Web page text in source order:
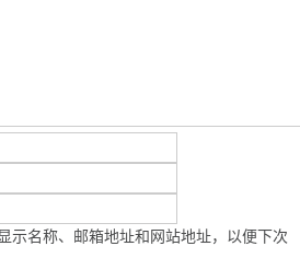
示名称、邮箱地址和网站地址，以便下次